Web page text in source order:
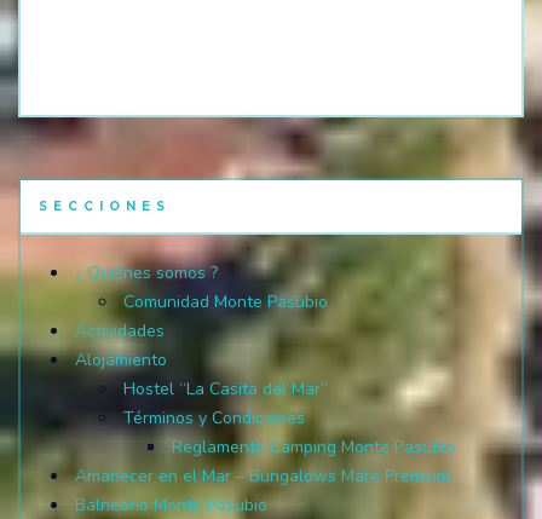
SECCIONES
¿ Quiénes somos ?
Comunidad Monte Pasubio
Actividades
Alojamiento
Hostel “La Casita del Mar”
Términos y Condiciones
Reglamento Camping Monte Pasubio
Amanecer en el Mar – Bungalows Mare Premium
Balneario Monte Pasubio